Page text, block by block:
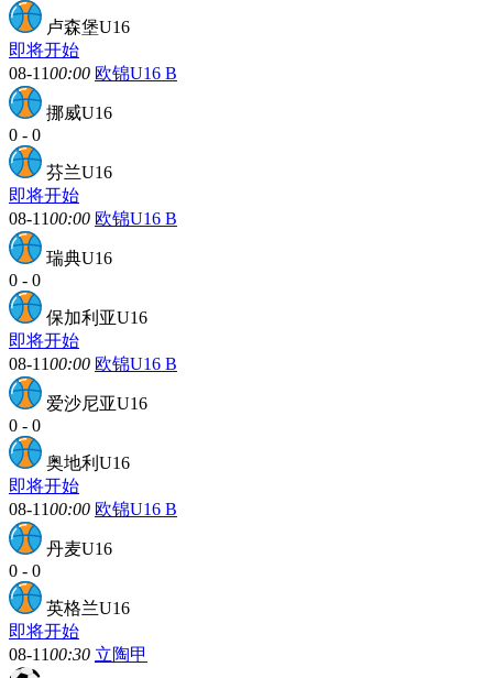
卢森堡U16
即将开始
08-1100:00 欧锦U16 B
挪威U16
0 - 0
芬兰U16
即将开始
08-1100:00 欧锦U16 B
瑞典U16
0 - 0
保加利亚U16
即将开始
08-1100:00 欧锦U16 B
爱沙尼亚U16
0 - 0
奥地利U16
即将开始
08-1100:00 欧锦U16 B
丹麦U16
0 - 0
英格兰U16
即将开始
08-1100:30 立陶甲